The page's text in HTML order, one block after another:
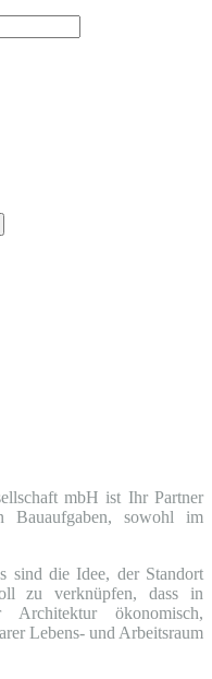
mbH ist Ihr Partner
Bauaufgaben, sowohl im
sind die Idee, der Standort
zu verknüpfen, dass in
ökonomisch,
Lebens- und Arbeitsraum